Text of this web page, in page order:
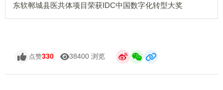
东软郸城县医共体项目荣获IDC中国数字化转型大奖
点赞330 38400 浏览